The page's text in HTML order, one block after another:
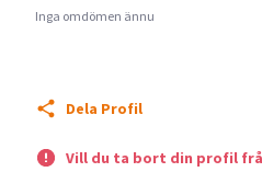
Inga omdömen ännu
Dela Profil
Vill du ta bort din profil